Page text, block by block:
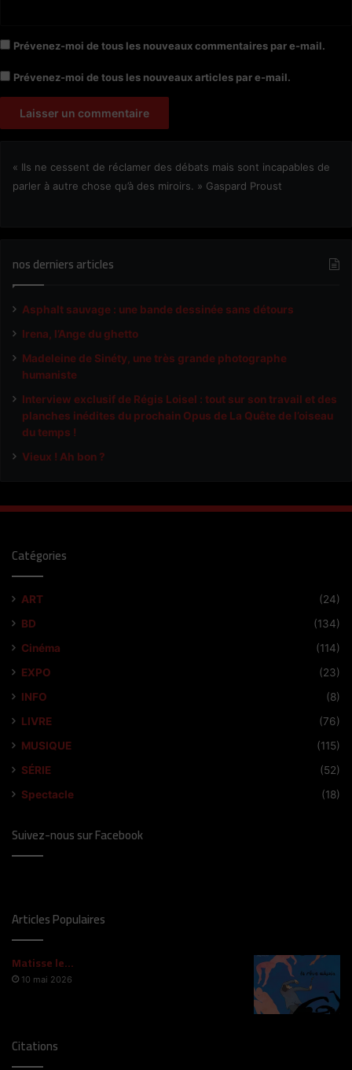
Prévenez-moi de tous les nouveaux commentaires par e-mail.
Prévenez-moi de tous les nouveaux articles par e-mail.
« Ils ne cessent de réclamer des débats mais sont incapables de
parler à autre chose qu’à des miroirs. » Gaspard Proust
nos derniers articles
Asphalt sauvage : une bande dessinée sans détours
Irena, l’Ange du ghetto
Madeleine de Sinéty, une très grande photographe
humaniste
Interview exclusif de Régis Loisel : tout sur son travail et des
planches inédites du prochain Opus de La Quête de l’oiseau
du temps !
Vieux ! Ah bon ?
Catégories
ART
(24)
BD
(134)
Cinéma
(114)
EXPO
(23)
INFO
(8)
LIVRE
(76)
MUSIQUE
(115)
SÉRIE
(52)
Spectacle
(18)
Suivez-nous sur Facebook
Articles Populaires
Matisse le…
10 mai 2026
Citations